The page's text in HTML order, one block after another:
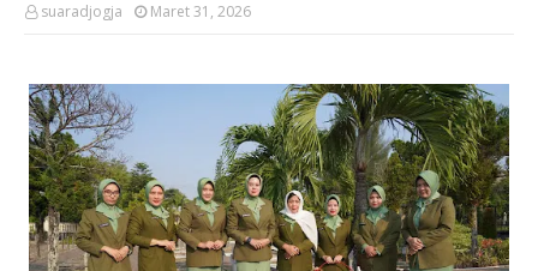
suaradjogja Maret 31, 2026